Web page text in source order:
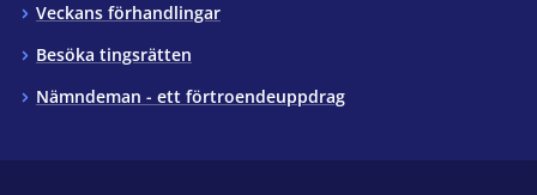
Veckans förhandlingar
Besöka tingsrätten
Nämndeman - ett förtroendeuppdrag